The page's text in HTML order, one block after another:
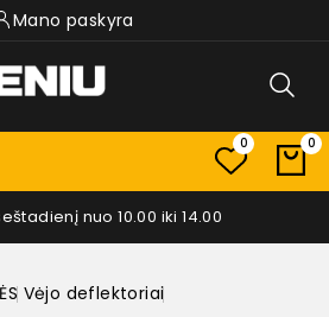
Mano paskyra
0 0
nuo 10.00 iki 14.00
Vėjo deflektoriai